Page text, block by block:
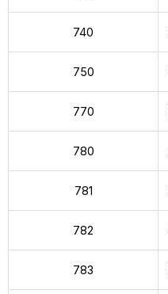
740
750
770
780
781
782
783